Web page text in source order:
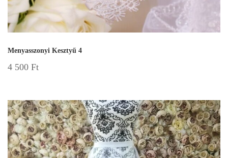
Menyasszonyi Kesztyű 4
4 500 Ft